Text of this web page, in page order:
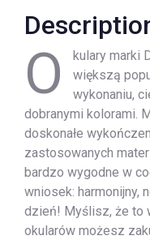
O
kulary marki
większą
wykonaniu,
dobranymi kolorami.
doskonałe
zastosowanych
bardzo wygodne w
wniosek: harmonijny,
dzień! Myślisz, że to
okularów możesz